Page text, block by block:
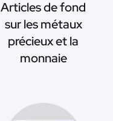
Articles de fond
sur les métaux
précieux et la
monnaie